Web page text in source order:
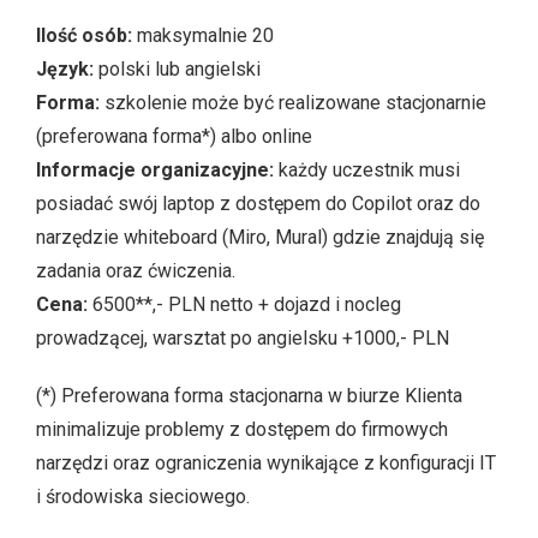
Ilość osób: maksymalnie 20
Język: polski lub angielski
Forma: szkolenie może być realizowane stacjonarnie
(preferowana forma*) albo online
Informacje organizacyjne: każdy uczestnik musi
posiadać swój laptop z dostępem do Copilot oraz do
narzędzie whiteboard (Miro, Mural) gdzie znajdują się
zadania oraz ćwiczenia.
Cena: 6500**,- PLN netto + dojazd i nocleg
prowadzącej, warsztat po angielsku +1000,- PLN
(*) Preferowana forma stacjonarna w biurze Klienta
minimalizuje problemy z dostępem do firmowych
narzędzi oraz ograniczenia wynikające z konfiguracji IT
i środowiska sieciowego.